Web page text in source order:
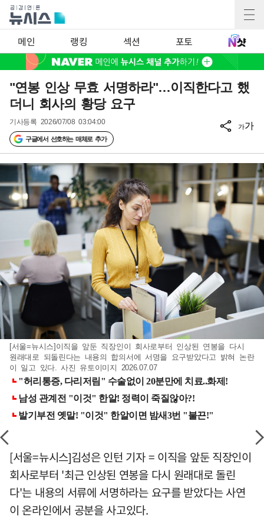
메인 랭킹 섹션 포토
"연봉 인상 무효 서명하라"…이직한다고 했
더니 회사의 황당 요구
기사등록 2026/07/08 03:04:00
구글에서 선호하는 매체로 추가
가가
[서울=뉴시스]이직을 앞둔 직장인이 회사로부터 인상된 연봉을 다시
원래대로 되돌린다는 내용의 합의서에 서명을 요구받았다고 밝혀 논란
이 일고 있다. 사진 유토이미지 2026.07.07
[서울=뉴시스]김성은 인턴 기자 = 이직을 앞둔 직장인이
회사로부터 '최근 인상된 연봉을 다시 원래대로 돌린
다'는 내용의 서류에 서명하라는 요구를 받았다는 사연
이 온라인에서 공분을 사고있다.